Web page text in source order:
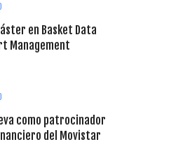
en Basket Data
Management
como patrocinador
del Movistar